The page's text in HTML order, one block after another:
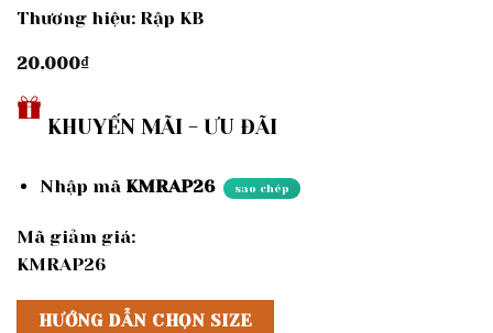
Thương hiệu: Rập KB
20.000₫
KHUYẾN MÃI - ƯU ĐÃI
Nhập mã KMRAP26 sao chép
Mã giảm giá:
KMRAP26
HƯỚNG DẪN CHỌN SIZE